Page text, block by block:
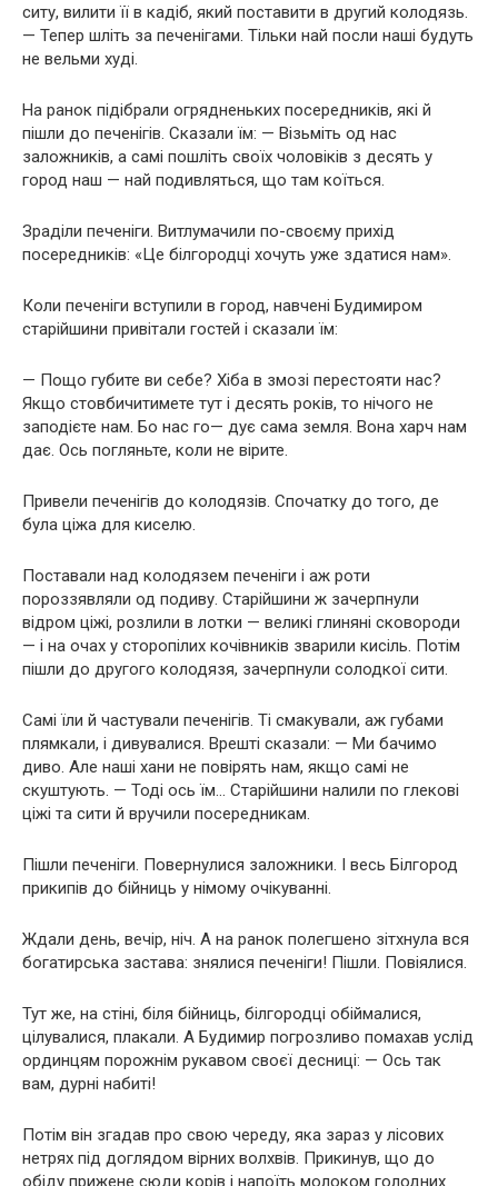
ситу, вилити її в кадіб, який поставити в другий колодязь.
— Тепер шліть за печенігами. Тільки най посли наші будуть
не вельми худі.
На ранок підібрали огрядненьких посередників, які й
пішли до печенігів. Сказали їм: — Візьміть од нас
заложників, а самі пошліть своїх чоловіків з десять у
город наш — най подивляться, що там коїться.
Зраділи печеніги. Витлумачили по-своєму прихід
посередників: «Це білгородці хочуть уже здатися нам».
Коли печеніги вступили в город, навчені Будимиром
старійшини привітали гостей і сказали їм:
— Пощо губите ви себе? Хіба в змозі перестояти нас?
Якщо стовбичитимете тут і десять років, то нічого не
заподієте нам. Бо нас го— дує сама земля. Вона харч нам
дає. Ось погляньте, коли не вірите.
Привели печенігів до колодязів. Спочатку до того, де
була ціжа для киселю.
Поставали над колодязем печеніги і аж роти
пороззявляли од подиву. Старійшини ж зачерпнули
відром ціжі, розлили в лотки — великі глиняні сковороди
— і на очах у сторопілих кочівників зварили кисіль. Потім
пішли до другого колодязя, зачерпнули солодкої сити.
Самі їли й частували печенігів. Ті смакували, аж губами
плямкали, і дивувалися. Врешті сказали: — Ми бачимо
диво. Але наші хани не повірять нам, якщо самі не
скуштують. — Тоді ось їм… Старійшини налили по глекові
ціжі та сити й вручили посередникам.
Пішли печеніги. Повернулися заложники. І весь Білгород
прикипів до бійниць у німому очікуванні.
Ждали день, вечір, ніч. А на ранок полегшено зітхнула вся
богатирська застава: знялися печеніги! Пішли. Повіялися.
Тут же, на стіні, біля бійниць, білгородці обіймалися,
цілувалися, плакали. А Будимир погрозливо помахав услід
ординцям порожнім рукавом своєї десниці: — Ось так
вам, дурні набиті!
Потім він згадав про свою череду, яка зараз у лісових
нетрях під доглядом вірних волхвів. Прикинув, що до
обіду прижене сюди корів і напоїть молоком голодних